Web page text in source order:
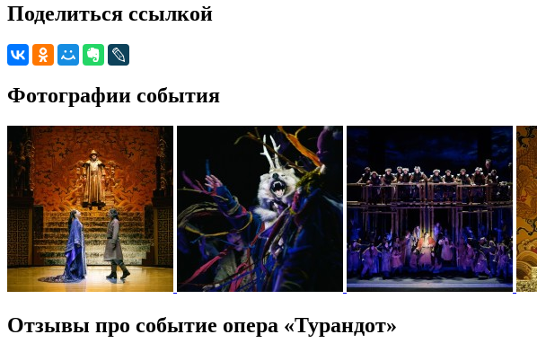
Поделиться ссылкой
Фотографии события
Отзывы про событие опера «Турандот»